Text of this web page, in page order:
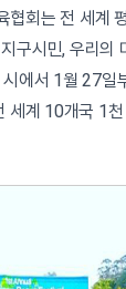
회는 전 세계
구시민, 우리의
에서 1월 27일
세계 10개국 1